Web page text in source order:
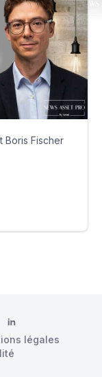
Boris Fischer
LinkedIn
légales